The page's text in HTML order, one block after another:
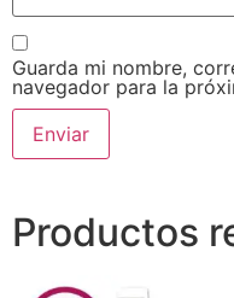
Guarda mi nombre,
navegador para la
Productos